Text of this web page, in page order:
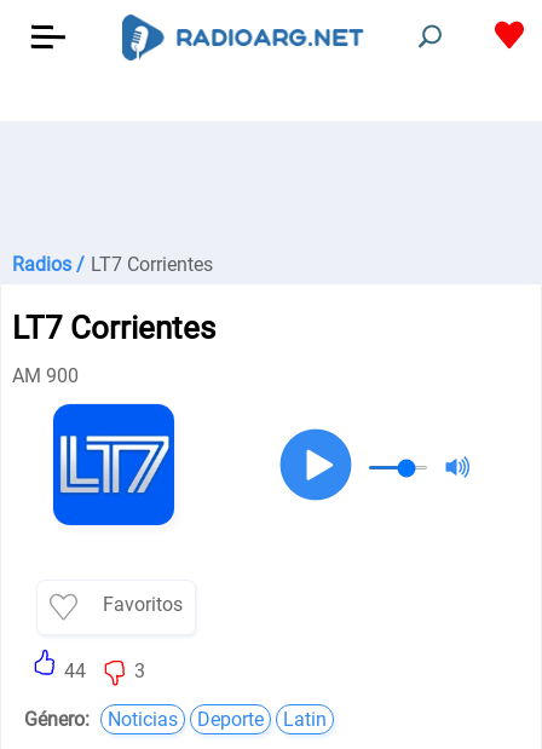
Radios / LT7 Corrientes
LT7 Corrientes
AM 900
Favoritos
44 3
Género: Noticias Deporte Latin